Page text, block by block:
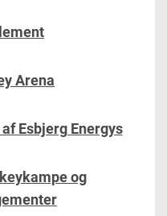
Arena
Esbjerg Energys
og